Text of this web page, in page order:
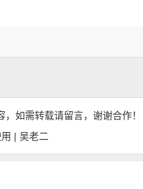
如需转载请留言，谢谢合作！
| 吴老二